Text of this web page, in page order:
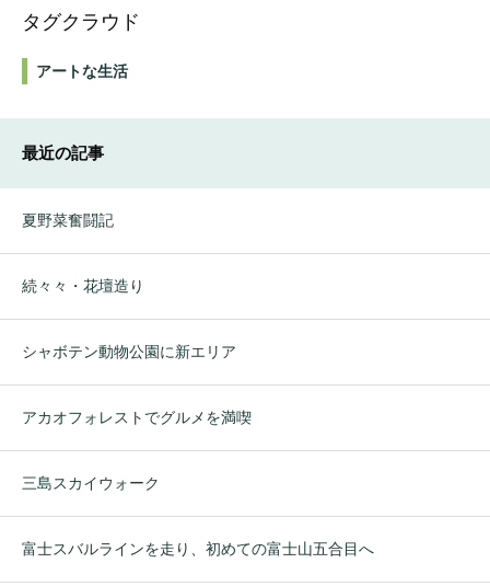
タグクラウド
アートな生活
最近の記事
夏野菜奮闘記
続々々・花壇造り
シャボテン動物公園に新エリア
アカオフォレストでグルメを満喫
三島スカイウォーク
富士スバルラインを走り、初めての富士山五合目へ